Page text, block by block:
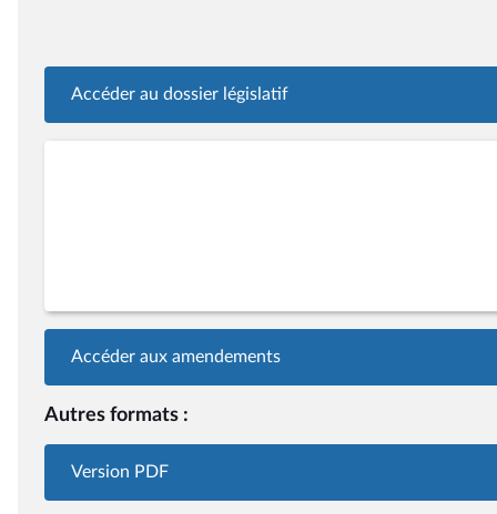
Accéder au dossier législatif
Accéder aux amendements
Autres formats :
Version PDF